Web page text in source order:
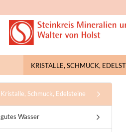
KRISTALLE, SCHMUCK,
Kristalle, Schmuck, Edelsteine
gutes Wasser